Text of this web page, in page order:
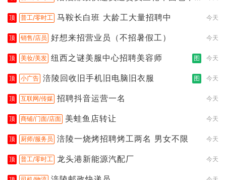
顶 普工/零时工 马鞍长白班 大龄工大量招聘中 今天
顶 销售/店员 好想来招营业员（不招暑假工） 今天
顶 美妆/美发 纽西之谜美服中心招聘美容师 图 今天
顶 小广告 涪陵回收旧手机旧电脑旧衣服 图 今天
顶 互联网/传媒 招聘抖音运营一名 今天
顶 商铺/门面/店面 美蛙鱼店转让 今天
顶 厨师/服务员 涪陵一烧烤招聘烤工两名 男女不限 今天
顶 普工/零时工 龙头港新能源汽配厂 今天